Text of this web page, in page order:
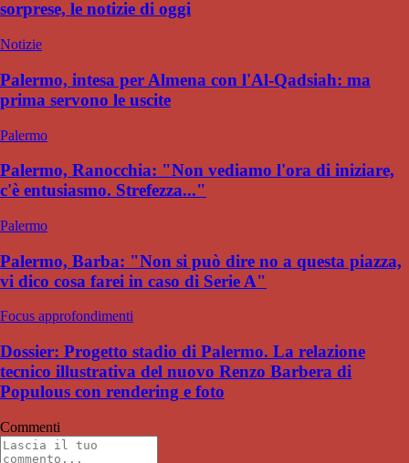
sorprese, le notizie di oggi
Notizie
Palermo, intesa per Almena con l'Al-Qadsiah: ma
prima servono le uscite
Palermo
Palermo, Ranocchia: "Non vediamo l'ora di iniziare,
c'è entusiasmo. Strefezza..."
Palermo
Palermo, Barba: "Non si può dire no a questa piazza,
vi dico cosa farei in caso di Serie A"
Focus approfondimenti
Dossier: Progetto stadio di Palermo. La relazione
tecnico illustrativa del nuovo Renzo Barbera di
Populous con rendering e foto
Commenti